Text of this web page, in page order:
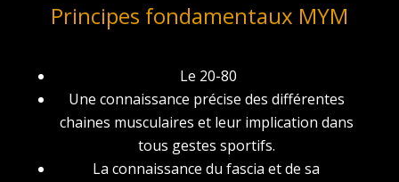
Principes fondamentaux MYM
Le 20-80
Une connaissance précise des différentes
chaines musculaires et leur implication dans
tous gestes sportifs.
La connaissance du fascia et de sa